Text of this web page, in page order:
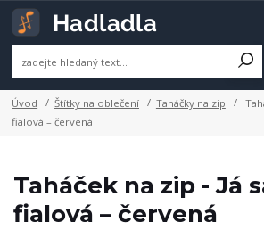
Úvod Štítky na oblečení Taháčky na zip
fialová – červená
Taháček na zip - Já
fialová – červená